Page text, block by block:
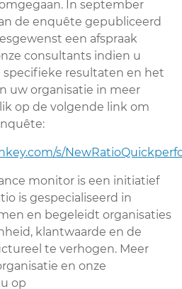
In september
de enquête gepubliceerd
een afspraak
consultants indien u
resultaten en het
uw organisatie in meer
op de volgende link om
s/
monitor is een initiatief
is gespecialiseerd in
en begeleidt organisaties
klantwaarde en de
te verhogen. Meer
en onze
op